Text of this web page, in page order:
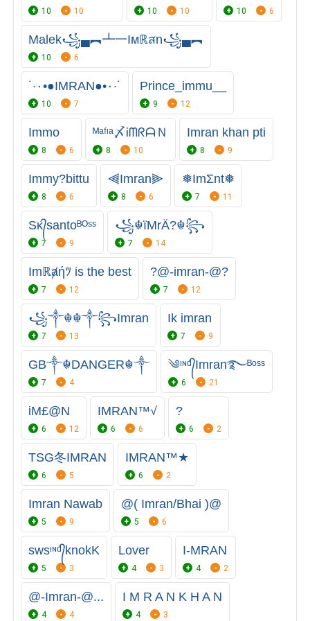
10 10 10 10 10 6
Malek꧁▄︻┻一Iᴍℝสn꧁▄︻
10 6
˙·٠•●IMRAN●•٠·˙
10 7
Prince_immu__
9 12
Immo
8 6
ᴹᵃᶠᶦᵃ〆ᎥᗰᖇᗩＮ
8 10
Imran khan pti
8 9
Immy?bittu
8 6
⫷Imran⫸
8 6
❅ImΣnt❅
7 11
Sᴋ᭄santoᴮᴼˢˢ
7 9
꧁☬ïMrÄ?☬꧂
7 14
Imℝⱥήﾂ is the best
7 12
?@-imran-@?
7 12
꧁⁣༒☬☬༒꧂Imran
7 13
Ik imran
7 9
GB༒☬DANGER☬༒
7 4
༄ᶦᶰᵈ᭄Imran࿐ᴮᵒˢˢ
6 21
iM£@N
6 12
IMRAN™√
6 6
?
6 2
TSG冬IMRAN
6 5
IMRAN™★
6 2
Imran Nawab
5 9
@( Imran/Bhai )@
5 6
swsᶦᶰᵈ᭄knokK
5 3
Lover
4 3
I-MRAN
4 2
@-Imran-@...
4 4
I M R A N K H A N
4 3